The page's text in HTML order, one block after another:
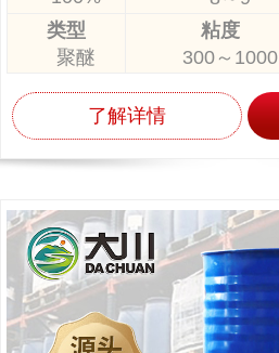
类型
聚醚
粘度
300～1000
了解详情